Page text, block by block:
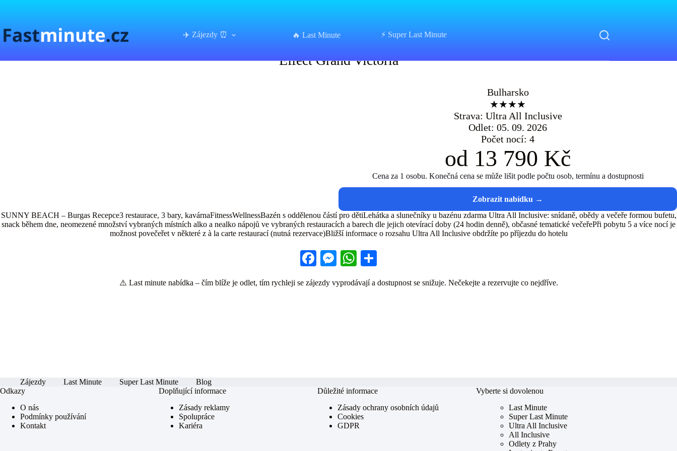
✈️ Zájezdy ⏰
🔥 Last Minute ⚡ Super Last Minute
Effect Grand Victoria
Effect Grand Victoria
Bulharsko
★★★★
Strava: Ultra All Inclusive
Odlet: 05. 09. 2026
Počet nocí: 4
od 13 790 Kč
Cena za 1 osobu. Konečná cena se může lišit podle počtu osob, termínu a dostupnosti
SUNNY BEACH – Burgas Recepce3 restaurace, 3 bary, kavárnaFitnessWellnessBazén s oddělenou částí pro dětiLehátka a slunečníky u bazénu zdarma Ultra All Inclusive: snídaně, obědy a večeře formou bufetu,
snack během dne, neomezené množství vybraných místních alko a nealko nápojů ve vybraných restauracích a barech dle jejich otevírací doby (24 hodin denně), občasné tematické večeřePři pobytu 5 a více nocí je
možnost povečeřet v některé z à la carte restaurací (nutná rezervace)Bližší informace o rozsahu Ultra All Inclusive obdržíte po příjezdu do hotelu
Fa
bo
M
se
W
ts re
⚠️ Last minute nabídka – čím blíže je odlet, tím rychleji se zájezdy vyprodávají a dostupnost se snižuje. Nečekejte a rezervujte co nejdříve.
Zájezdy Last Minute Super Last Minute
Blog
Odkazy
O nás
Podmínky používání
Kontakt
Doplňující informace
Zásady reklamy
Spolupráce
Kariéra
Důležité informace
Zásady ochrany osobních údajů
Cookies
GDPR
Vyberte si dovolenou
Last Minute
Super Last Minute
Ultra All Inclusive
All Inclusive
Odlety z Prahy